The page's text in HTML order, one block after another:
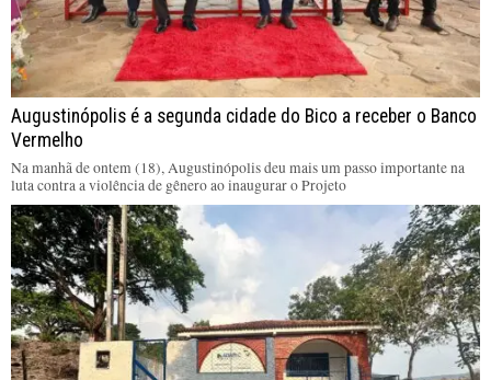
Augustinópolis é a segunda cidade do Bico a receber o Banco
Vermelho
Na manhã de ontem (18), Augustinópolis deu mais um passo importante na
luta contra a violência de gênero ao inaugurar o Projeto